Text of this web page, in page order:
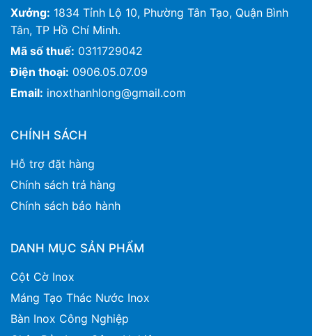
Xưởng: 1834 Tỉnh Lộ 10, Phường Tân Tạo, Quận Bình
Tân, TP Hồ Chí Minh.
Mã số thuế: 0311729042
Điện thoại: 0906.05.07.09
Email: inoxthanhlong@gmail.com
CHÍNH SÁCH
Hỗ trợ đặt hàng
Chính sách trả hàng
Chính sách bảo hành
DANH MỤC SẢN PHẨM
Cột Cờ Inox
Máng Tạo Thác Nước Inox
Bàn Inox Công Nghiệp